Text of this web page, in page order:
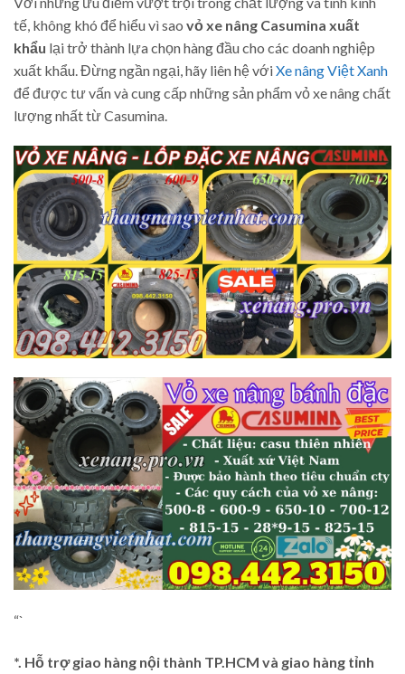
tế, không khó để hiểu vì sao vỏ xe nâng Casumina xuất
khẩu lại trở thành lựa chọn hàng đầu cho các doanh nghiệp
xuất khẩu. Đừng ngần ngại, hãy liên hệ vớiXe nâng Việt Xanh
để được tư vấn và cung cấp những sản phẩm vỏ xe nâng chất
lượng nhất từ Casumina.
“`
*. Hỗ trợ giao hàng nội thành TP.HCM và giao hàng tỉnh